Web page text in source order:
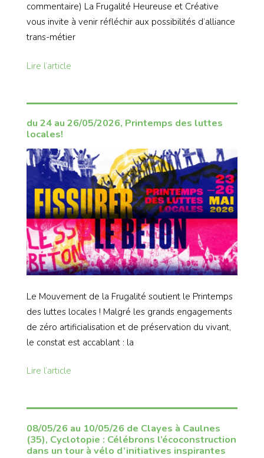
commentaire) La Frugalité Heureuse et Créative
vous invite à venir réfléchir aux possibilités d’alliance
trans-métier
Lire l’article
du 24 au 26/05/2026, Printemps des luttes
locales!
Le Mouvement de la Frugalité soutient le Printemps
des luttes locales ! Malgré les grands engagements
de zéro artificialisation et de préservation du vivant,
le constat est accablant : la
Lire l’article
08/05/26 au 10/05/26 de Clayes à Caulnes
(35), Cyclotopie : Célébrons l’écoconstruction
dans un tour à vélo d’initiatives inspirantes